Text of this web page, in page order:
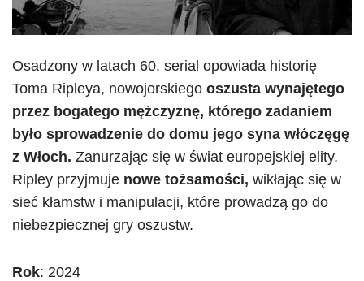
Osadzony w latach 60. serial opowiada historię
Toma Ripleya, nowojorskiego oszusta wynajętego
przez bogatego mężczyznę, którego zadaniem
było sprowadzenie do domu jego syna włóczęgę
z Włoch. Zanurzając się w świat europejskiej elity,
Ripley przyjmuje nowe tożsamości, wikłając się w
sieć kłamstw i manipulacji, które prowadzą go do
niebezpiecznej gry oszustw.
Rok: 2024